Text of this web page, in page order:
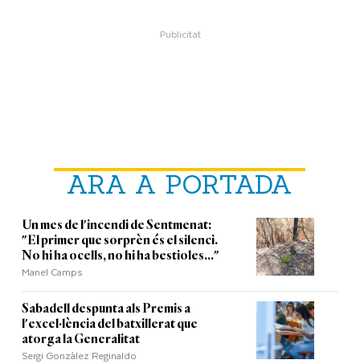
ARA A PORTADA
Un mes de l'incendi de Sentmenat:
"El primer que sorprèn és el silenci.
No hi ha ocells, no hi ha bestioles..."
Manel Camps
Sabadell despunta als Premis a
l'excel·lència del batxillerat que
atorga la Generalitat
Sergi Gonzàlez Reginaldo